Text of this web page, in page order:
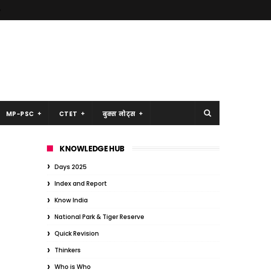
MP-PSC CTET बुक्स नोट्स
KNOWLEDGE HUB
Days 2025
Index and Report
Know India
National Park & Tiger Reserve
Quick Revision
Thinkers
Who is Who